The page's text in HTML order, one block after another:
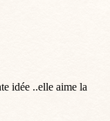
idée ..elle aime la